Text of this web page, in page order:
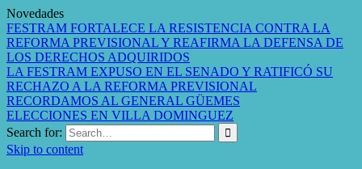
Novedades
FESTRAM FORTALECE LA RESISTENCIA CONTRA LA
REFORMA PREVISIONAL Y REAFIRMA LA DEFENSA DE
LOS DERECHOS ADQUIRIDOS
LA FESTRAM EXPUSO EN EL SENADO Y RATIFICÓ SU
RECHAZO A LA REFORMA PREVISIONAL
RECORDAMOS AL GENERAL GÜEMES
ELECCIONES EN VILLA DOMINGUEZ
Search for:
Skip to content